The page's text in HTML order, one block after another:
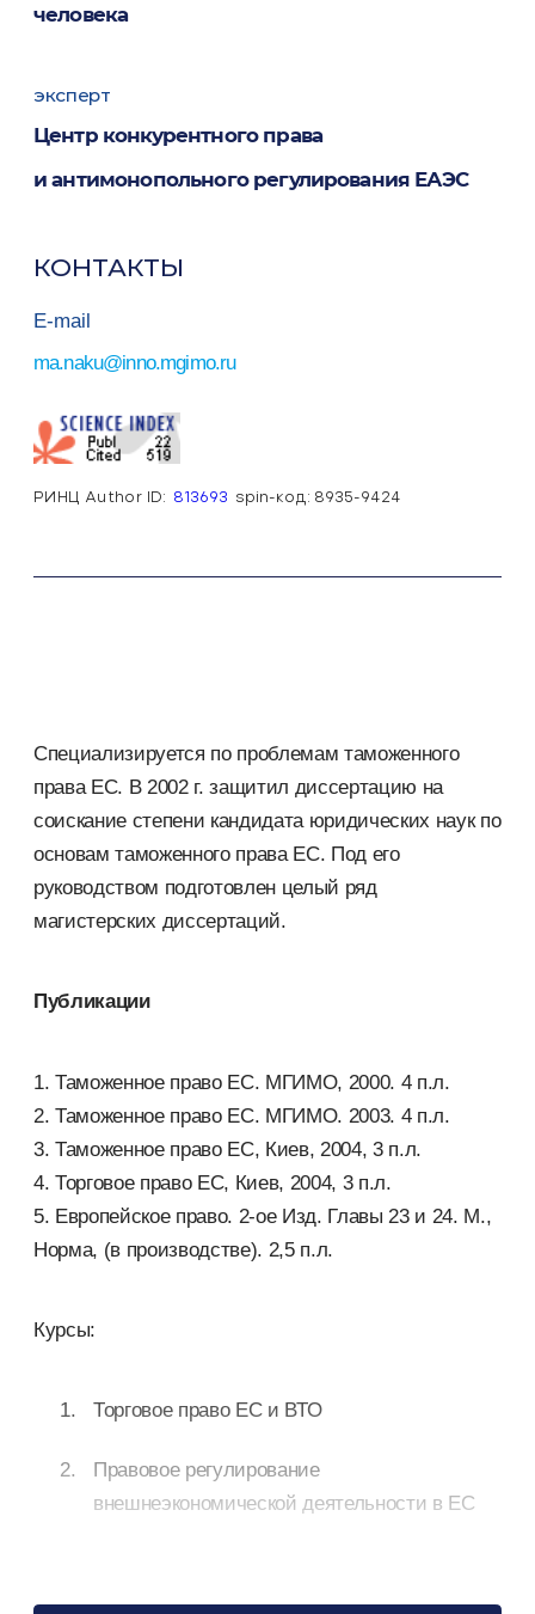
человека
эксперт
Центр конкурентного права
и антимонопольного регулирования ЕАЭС
КОНТАКТЫ
E-mail
a.naku@inno.mgimo.ru
РИНЦ Author ID: 813693 spin-код: 8935-9424
Специализируется по проблемам таможенного
права ЕС. В 2002 г. защитил диссертацию на
соискание степени кандидата юридических наук по
основам таможенного права ЕС. Под его
руководством подготовлен целый ряд
магистерских диссертаций.
Публикации
1. Таможенное право ЕС. МГИМО, 2000. 4 п.л.
2. Таможенное право ЕС. МГИМО. 2003. 4 п.л.
3. Таможенное право ЕС, Киев, 2004, 3 п.л.
4. Торговое право ЕС, Киев, 2004, 3 п.л.
5. Европейское право. 2-ое Изд. Главы 23 и 24. М.,
Норма, (в производстве). 2,5 п.л.
Курсы:
Торговое право ЕС и ВТО
Правовое регулирование
внешнеэкономической деятельности в ЕС